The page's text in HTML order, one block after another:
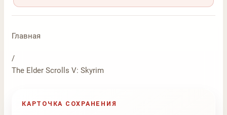
Главная
/
The Elder Scrolls V: Skyrim
КАРТОЧКА СОХРАНЕНИЯ